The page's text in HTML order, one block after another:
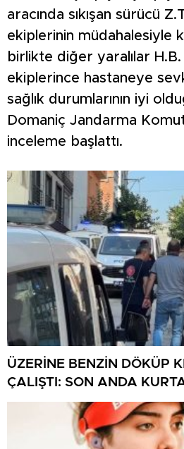
aracında sıkışan sürücü
ekiplerinin müdahalesiyle
birlikte diğer yaralılar H.B.
ekiplerince hastaneye
sağlık durumlarının iyi
Domaniç Jandarma
inceleme başlattı.
ÜZERİNE BENZİN DÖKÜP
ÇALIŞTI: SON ANDA